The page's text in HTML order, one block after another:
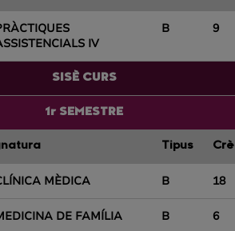
IV
B 9
SISÈ CURS
1r SEMESTRE
Tipus
MÈDICA B 18
DE FAMÍLIA B 6